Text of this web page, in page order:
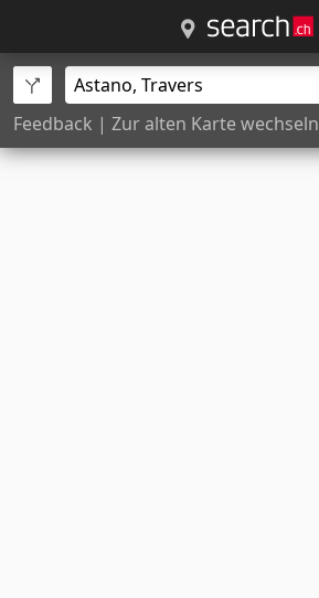
Feedback | Zur alten Karte wechseln